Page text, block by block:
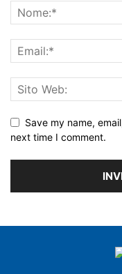
Save my name,
next time I comment.